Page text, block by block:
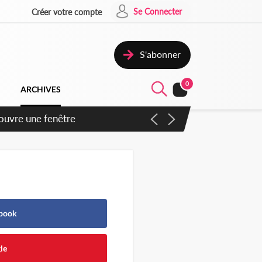
Créer votre compte Se Connecter
S'abonner
ARCHIVES
0
un accord avec la